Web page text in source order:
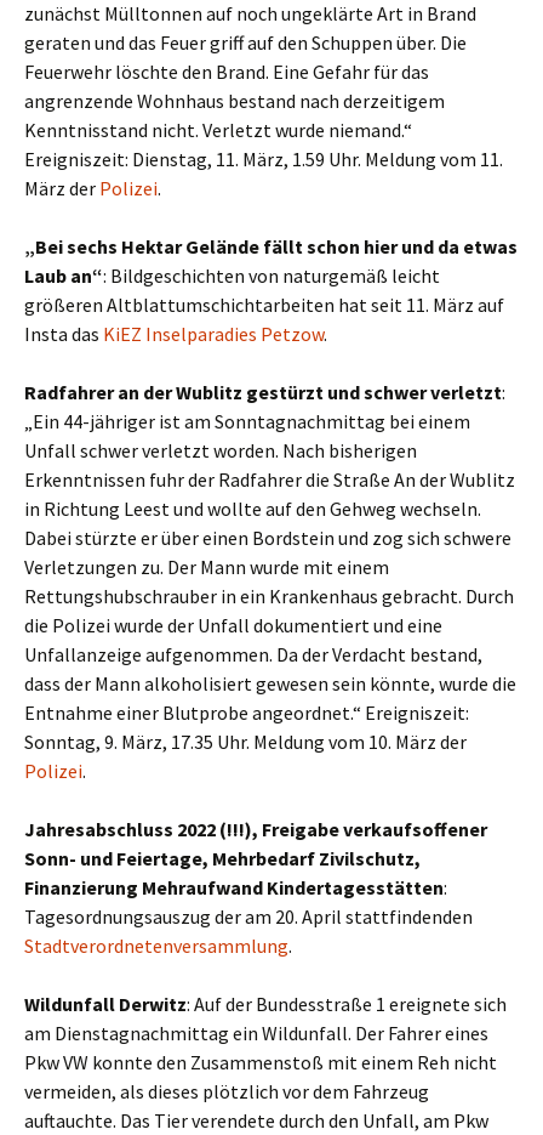
zunächst Mülltonnen auf noch ungeklärte Art in Brand
geraten und das Feuer griff auf den Schuppen über. Die
Feuerwehr löschte den Brand. Eine Gefahr für das
angrenzende Wohnhaus bestand nach derzeitigem
Kenntnisstand nicht. Verletzt wurde niemand.“
Ereigniszeit: Dienstag, 11. März, 1.59 Uhr. Meldung vom 11.
März der Polizei.
„Bei sechs Hektar Gelände fällt schon hier und da etwas
Laub an“: Bildgeschichten von naturgemäß leicht
größeren Altblattumschichtarbeiten hat seit 11. März auf
Insta das KiEZ Inselparadies Petzow.
Radfahrer an der Wublitz gestürzt und schwer verletzt:
„Ein 44-jähriger ist am Sonntagnachmittag bei einem
Unfall schwer verletzt worden. Nach bisherigen
Erkenntnissen fuhr der Radfahrer die Straße An der Wublitz
in Richtung Leest und wollte auf den Gehweg wechseln.
Dabei stürzte er über einen Bordstein und zog sich schwere
Verletzungen zu. Der Mann wurde mit einem
Rettungshubschrauber in ein Krankenhaus gebracht. Durch
die Polizei wurde der Unfall dokumentiert und eine
Unfallanzeige aufgenommen. Da der Verdacht bestand,
dass der Mann alkoholisiert gewesen sein könnte, wurde die
Entnahme einer Blutprobe angeordnet.“ Ereigniszeit:
Sonntag, 9. März, 17.35 Uhr. Meldung vom 10. März der
Polizei.
Jahresabschluss 2022 (!!!), Freigabe verkaufsoffener
Sonn- und Feiertage, Mehrbedarf Zivilschutz,
Finanzierung Mehraufwand Kindertagesstätten:
Tagesordnungsauszug der am 20. April stattfindenden
Stadtverordnetenversammlung.
Wildunfall Derwitz: Auf der Bundesstraße 1 ereignete sich
am Dienstagnachmittag ein Wildunfall. Der Fahrer eines
Pkw VW konnte den Zusammenstoß mit einem Reh nicht
vermeiden, als dieses plötzlich vor dem Fahrzeug
auftauchte. Das Tier verendete durch den Unfall, am Pkw